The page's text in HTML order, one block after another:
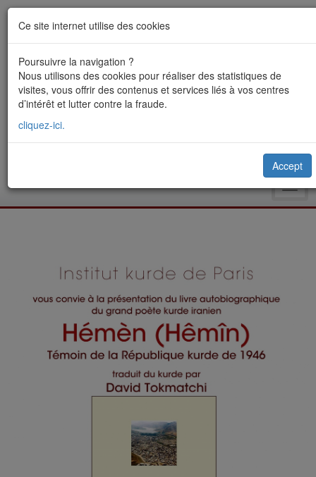
Ce site internet utilise des cookies
Poursuivre la navigation ?
Nous utilisons des cookies pour réaliser des statistiques de
visites, vous offrir des contenus et services liés à vos centres
d’intérêt et lutter contre la fraude.
cliquez-ici.
Accept